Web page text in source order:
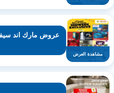
مشاهدة العرض